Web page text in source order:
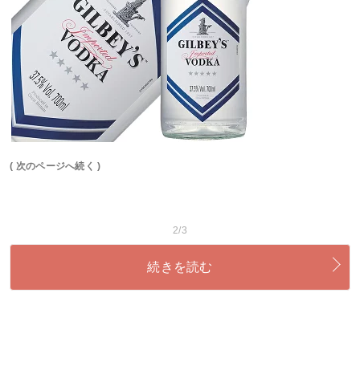
( 次のページへ続く )
2/3
続きを読む